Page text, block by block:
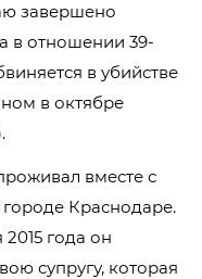
завершено
в отношении 39-
в убийстве
в октябре
вместе с
Краснодаре.
2015 года он
супругу, которая